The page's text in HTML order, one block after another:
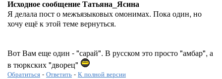
Исходное сообщение Татьяна_Ясина
Я делала пост о межъязыковых омонимах. Пока один, но
хочу ещё к этой теме вернуться.
Вот Вам еще один - "сарай". В русском это просто "амбар", а
в тюркских "дворец"
Обратиться - Ответить - К полной версии